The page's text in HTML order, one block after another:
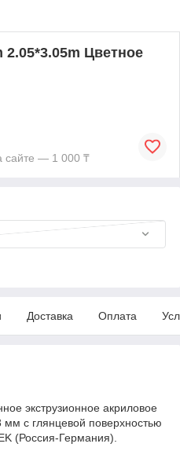
Цветное
сайте — 1 000 ₸
Доставка Оплата
экструзионное акриловое
мм с глянцевой поверхностью
(Россия-Германия).